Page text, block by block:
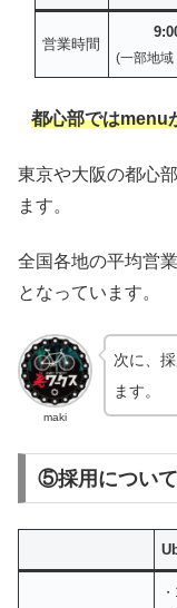
営業時間
(一部地
都心部ではmenu
東京や大阪の都心
ます。
全国各地の平均営
となっています。
maki
次に、
ます。
⑤採用につい